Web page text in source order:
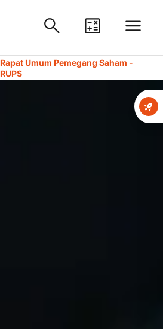
Rapat Umum Pemegang Saham -
RUPS